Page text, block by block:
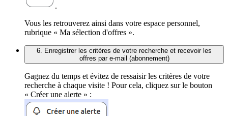
.
Vous les retrouverez ainsi dans votre espace personnel,
rubrique « Ma sélection d'offres ».
6. Enregistrer les critères de votre recherche et recevoir les
offres par e-mail (abonnement)
Gagnez du temps et évitez de ressaisir les critères de votre
recherche à chaque visite ! Pour cela, cliquez sur le bouton
« Créer une alerte » :